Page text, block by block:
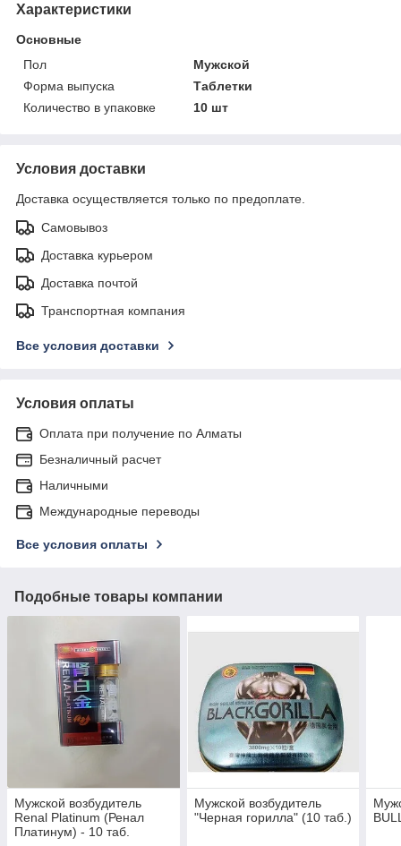
Характеристики
Основные
Пол
Мужской
Форма выпуска
Таблетки
Количество в упаковке
10 шт
Условия доставки
Доставка осуществляется только по предоплате.
Самовывоз
Доставка курьером
Доставка почтой
Транспортная компания
Все условия доставки
Условия оплаты
Оплата при получение по Алматы
Безналичный расчет
Наличными
Международные переводы
Все условия оплаты
Подобные товары компании
Мужской возбудитель
Renal Platinum (Ренал
Платинум) - 10 таб.
Мужской возбудитель
"Черная горилла" (10 таб.)